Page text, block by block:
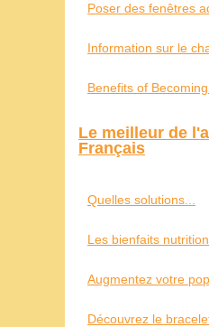
Poser des fenêtres
Information sur le
Benefits of Becoming
Le meilleur de
Français
Quelles solutions...
Les bienfaits
Augmentez votre
Découvrez le bracelet